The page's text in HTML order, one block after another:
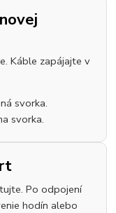
Káble zapájajte v
svorka.
svorka.
Po odpojení
hodín alebo